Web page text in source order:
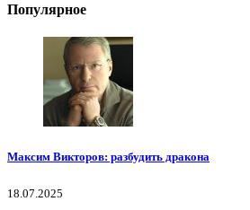
Популярное
Максим Викторов: разбудить дракона
18.07.2025